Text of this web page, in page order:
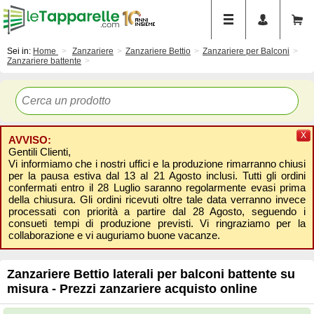
Sei in: Home Zanzariere Zanzariere Bettio
Zanzariere per Balconi
Zanzariere battente
AVVISO:
Gentili Clienti,
Vi informiamo che i nostri uffici e la produzione rimarranno chiusi
per la pausa estiva dal 13 al 21 Agosto inclusi. Tutti gli ordini
confermati entro il 28 Luglio saranno regolarmente evasi prima
della chiusura. Gli ordini ricevuti oltre tale data verranno invece
processati con priorità a partire dal 28 Agosto, seguendo i
consueti tempi di produzione previsti. Vi ringraziamo per la
collaborazione e vi auguriamo buone vacanze.
X
Zanzariere Bettio laterali per balconi battente su
misura - Prezzi zanzariere acquisto online